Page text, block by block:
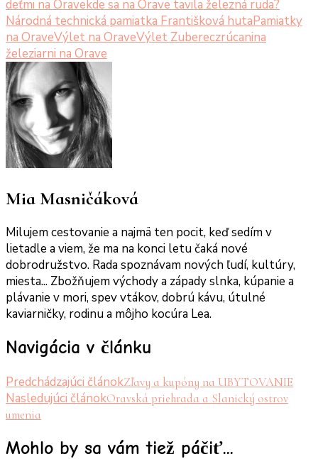
deťmi na Oravekde sa na Orave tavila železná ruda?
Národná technická pamiatka Františková hutaPamiatky
na OraveVýlet na OraveVýlet Zubereczrúcanina
železiarni na Orave
Mia Masničáková
Milujem cestovanie a najmä ten pocit, keď sedím v
lietadle a viem, že ma na konci letu čaká nové
dobrodružstvo. Rada spoznávam nových ľudí, kultúry,
miesta... Zbožňujem východy a západy slnka, kúpanie a
plávanie v mori, spev vtákov, dobrú kávu, útulné
kaviarničky, rodinu a môjho kocúra Lea.
Navigácia v článku
Predchádzajúci článokZľavy a kupóny na UBYTOVANIE
Nasledujúci článokOravská priehrada a Slanický ostrov
umenia
Mohlo by sa vám tiež páčiť...